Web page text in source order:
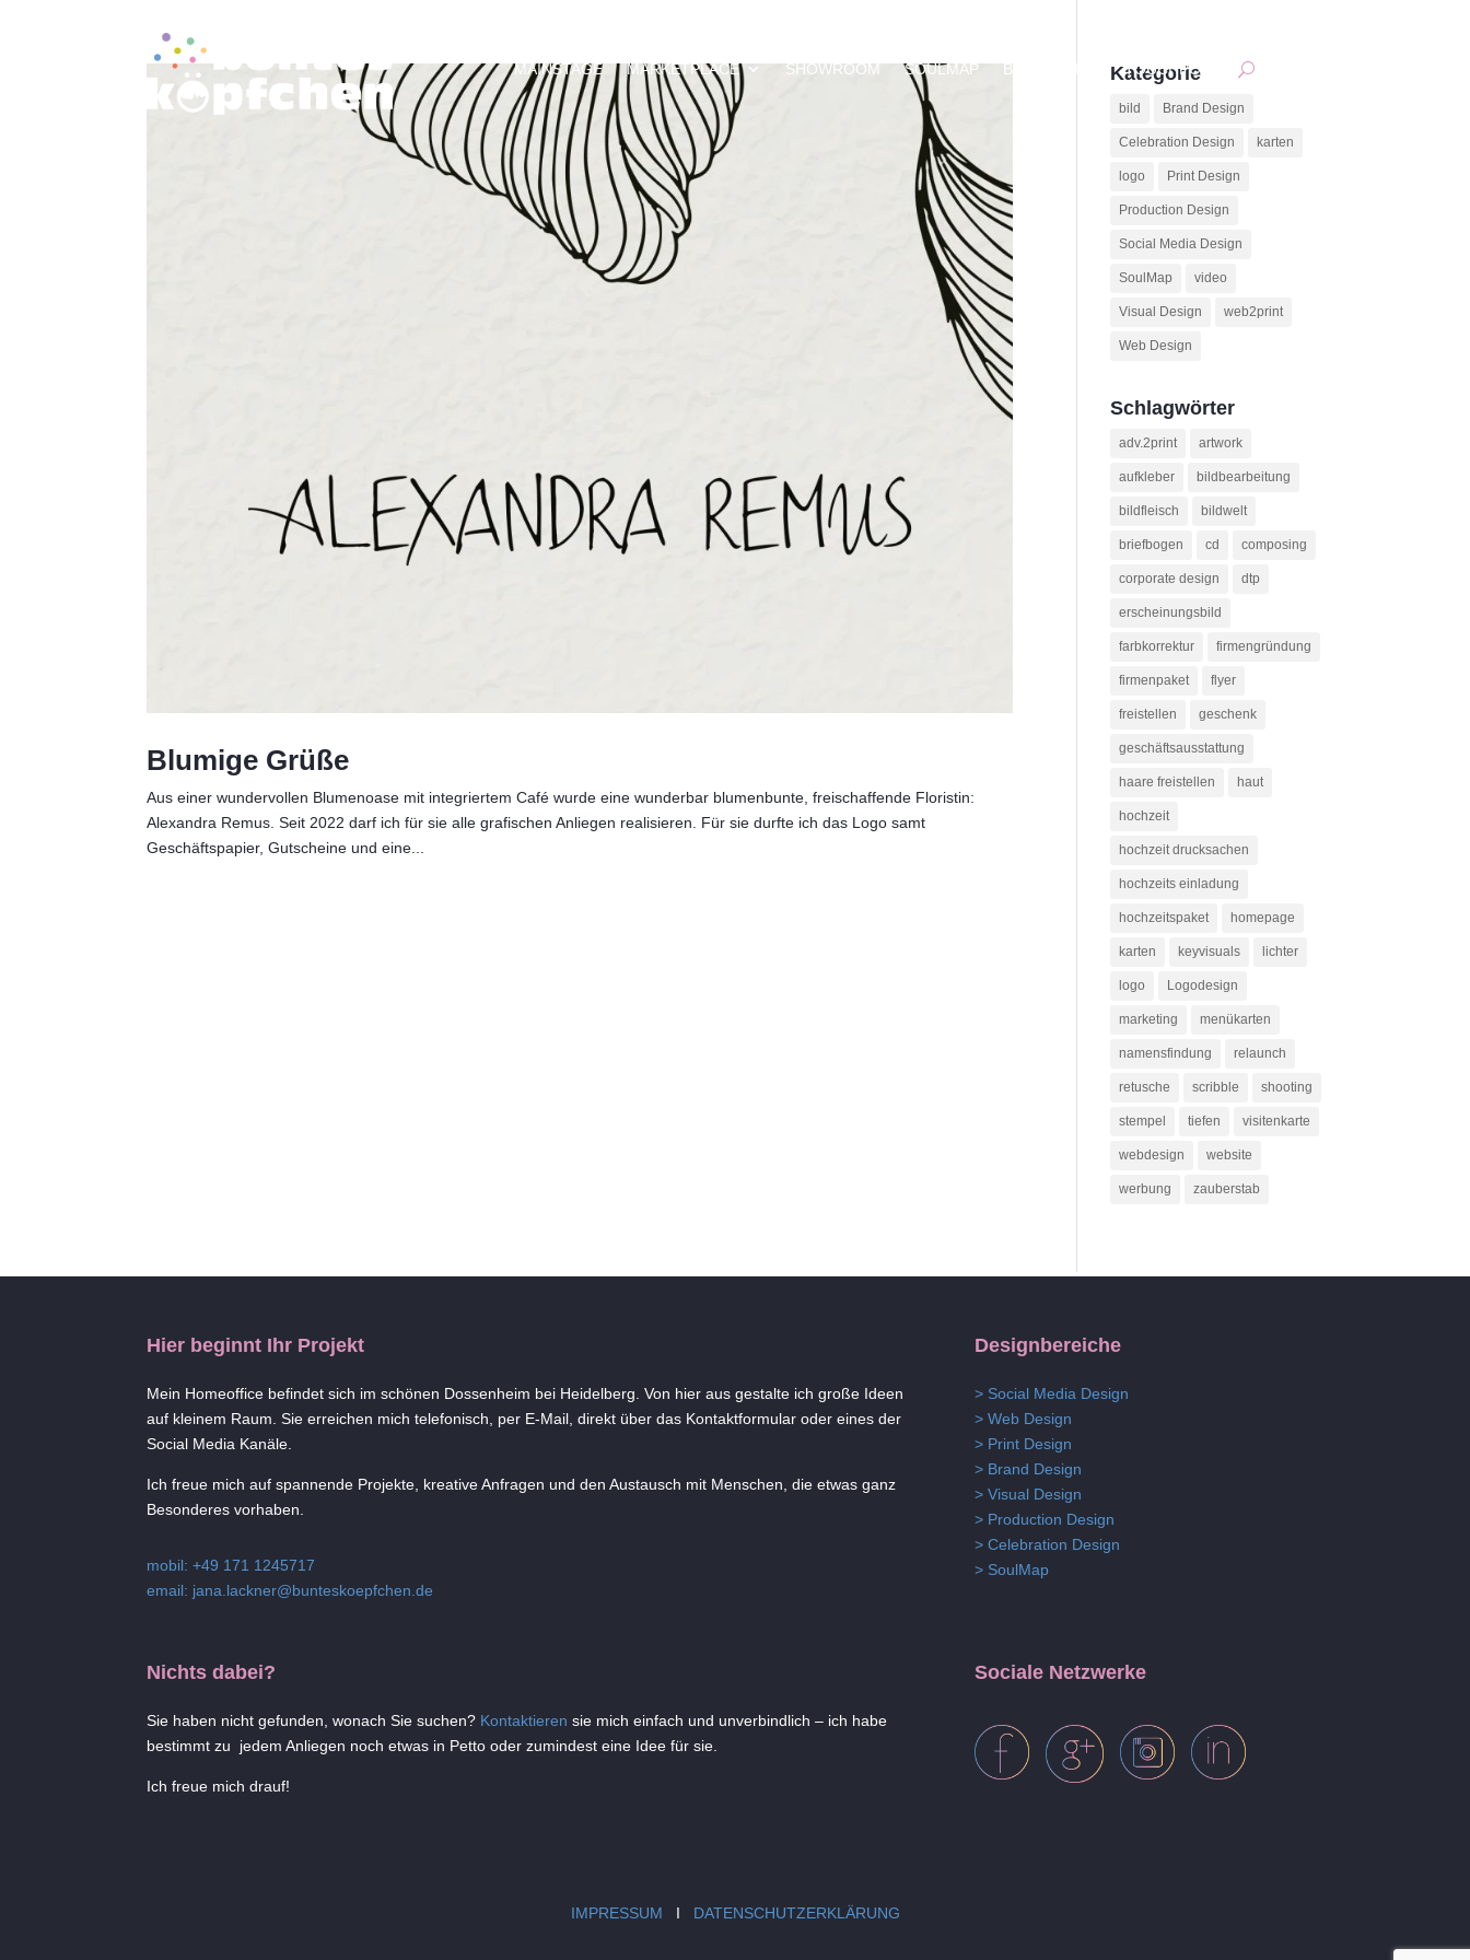
MAINSTAGE MARKETPLACE SHOWROOM SOULMAP BACKOFFICE TOUCHPOINT
Blumige Grüße
Aus einer wundervollen Blumenoase mit integriertem Café wurde eine wunderbar blumenbunte, freischaffende Floristin:
Alexandra Remus. Seit 2022 darf ich für sie alle grafischen Anliegen realisieren. Für sie durfte ich das Logo samt
Geschäftspapier, Gutscheine und eine...
Kategorie
bild Brand Design
Celebration Design karten
logo Print Design
Production Design
Social Media Design
SoulMap video
Visual Design web2print
Web Design
Schlagwörter
adv.2print artwork
aufkleber bildbearbeitung
bildfleisch bildwelt
briefbogen cd composing
corporate design dtp
erscheinungsbild
farbkorrektur firmengründung
firmenpaket flyer
freistellen geschenk
geschäftsausstattung
haare freistellen haut
hochzeit
hochzeit drucksachen
hochzeits einladung
hochzeitspaket homepage
karten keyvisuals lichter
logo Logodesign
marketing menükarten
namensfindung relaunch
retusche scribble shooting
stempel tiefen visitenkarte
webdesign website
werbung zauberstab
Hier beginnt Ihr Projekt
Mein Homeoffice befindet sich im schönen Dossenheim bei Heidelberg. Von hier aus gestalte ich große Ideen
auf kleinem Raum. Sie erreichen mich telefonisch, per E-Mail, direkt über das Kontaktformular oder eines der
Social Media Kanäle.
Ich freue mich auf spannende Projekte, kreative Anfragen und den Austausch mit Menschen, die etwas ganz
Besonderes vorhaben.
mobil: +49 171 1245717
email: jana.lackner@bunteskoepfchen.de
Designbereiche
> Social Media Design
> Web Design
> Print Design
> Brand Design
> Visual Design
> Production Design
> Celebration Design
> SoulMap
Nichts dabei?
Sie haben nicht gefunden, wonach Sie suchen? Kontaktieren sie mich einfach und unverbindlich – ich habe
bestimmt zu jedem Anliegen noch etwas in Petto oder zumindest eine Idee für sie.
Ich freue mich drauf!
Sociale Netzwerke
IMPRESSUM I DATENSCHUTZERKLÄRUNG